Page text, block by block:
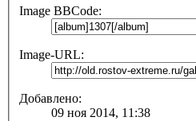
Image BBCode:
Image-URL:
Добавлено:
09 ноя 2014, 11:38